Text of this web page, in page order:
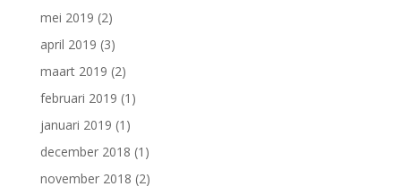
mei 2019 (2)
april 2019 (3)
maart 2019 (2)
februari 2019 (1)
januari 2019 (1)
december 2018 (1)
november 2018 (2)